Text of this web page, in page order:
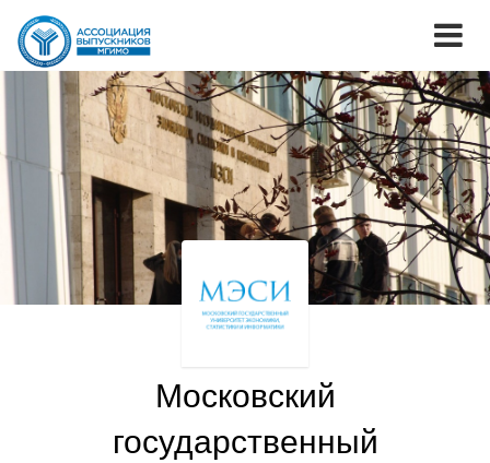
Московский
государственный